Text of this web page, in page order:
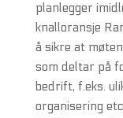
planlegger
knalloransje
å sikre at
som deltar på
bedrift, f.eks.
organisering